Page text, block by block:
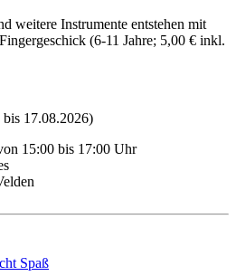
weitere Instrumente entstehen mit
(6-11 Jahre; 5,00 € inkl.
17.08.2026)
15:00 bis 17:00 Uhr
Spaß